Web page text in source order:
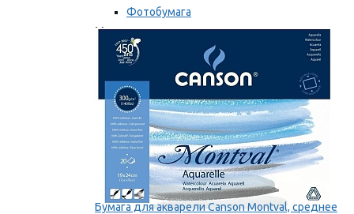
Фотобумага
Мы рекомендуем
Бумага для акварели Canson Montval, среднее